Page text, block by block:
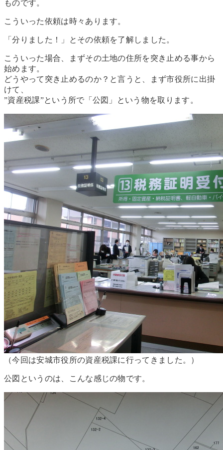
ものです。
こういった依頼は時々あります。
「分りました！」とその依頼を了解しました。
こういった場合、まずその土地の住所を突き止める事から
始めます。
どうやって突き止めるのか？と言うと、まず市役所に出掛
けて、
”資産税課”という所で「公図」という物を取ります。
（今回は安城市役所の資産税課に行ってきました。）
公図というのは、こんな感じの物です。